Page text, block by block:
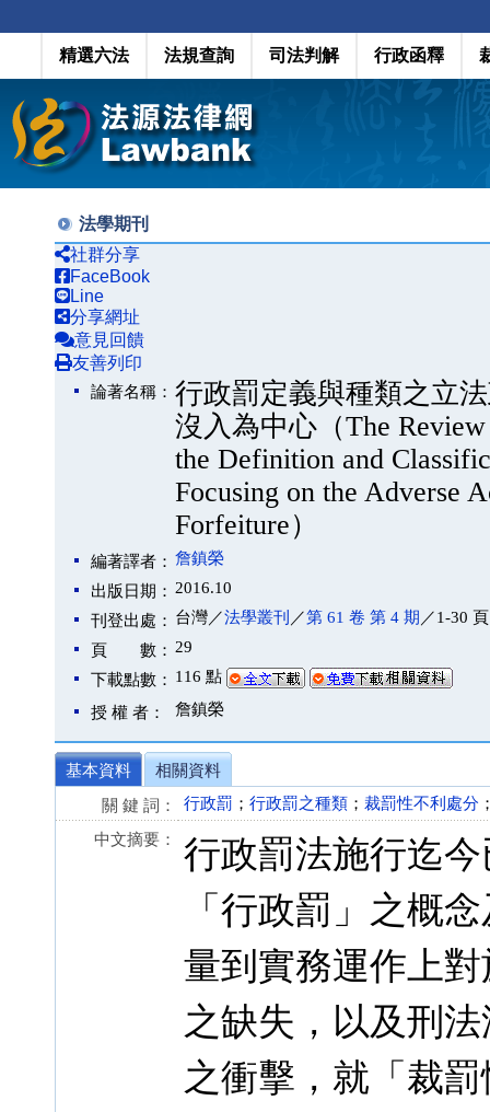
精選六法 法規查詢 司法判解 行政函釋
法學期刊
社群分享
FaceBook
Line
分享網址
意見回饋
友善列印
論著名稱： 行政罰定義與種類之立
沒入為中心（The
the Definition and
Focusing on the Adverse
Forfeiture）
編著譯者： 詹鎮榮
出版日期： 2016.10
刊登出處： 台灣／法學叢刊 ／第 61 卷 第 4 期 ／1-30 頁
頁 數： 29
下載點數： 116 點
授 權 者： 詹鎮榮
基本資料
相關資料
關 鍵 詞：
行政罰 ； 行政罰之種類 ； 裁罰性不利處分
中文摘要：
行政罰法施行迄
「行政罰」之概
量到實務運作上
之缺失，以及刑
之衝擊，就「裁